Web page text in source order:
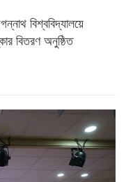
বিশ্ববিদ্যালয়ে
বিতরণ অনুষ্ঠিত